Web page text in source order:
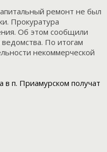
ремонт не был
Прокуратура
Об этом сообщили
По итогам
некоммерческой